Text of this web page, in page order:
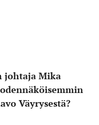
johtaja Mika
Väyrysestä?